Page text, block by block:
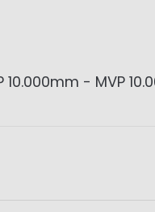
10.000mm - MVP